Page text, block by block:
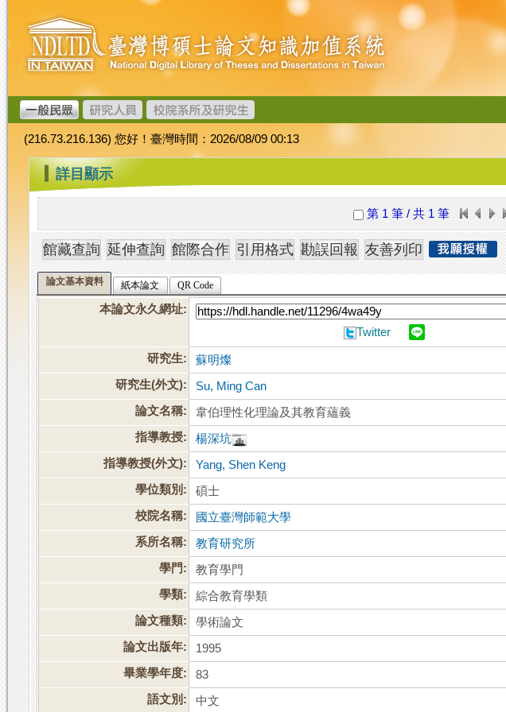
跳
到
主
要
內
容
臺
灣
博
碩
士
論
文
加
值
系
統
(216.73.216.136) 您好！臺灣時間：2026/08/09 00:13
::: 詳目顯示
第 1 筆 / 共 1 筆
論文基本資料 紙本論文 QR Code
本論文永久網址:
Twitter
研究生:
蘇明燦
研究生(外文):
Su, Ming Can
論文名稱:
韋伯理性化理論及其教育蘊義
指導教授:
楊深坑
指導教授(外文):
Yang, Shen Keng
學位類別:
碩士
校院名稱:
國立臺灣師範大學
系所名稱:
教育研究所
學門:
教育學門
學類:
綜合教育學類
論文種類:
學術論文
論文出版年:
1995
畢業學年度:
83
語文別:
中文